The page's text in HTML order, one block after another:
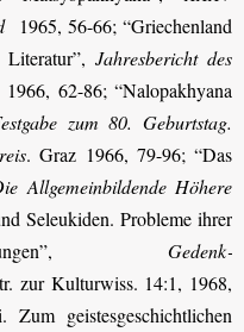
1965, 56-66; “Griechenland
Literatur”,Jahresbericht des
1966, 62-86; “Nalopakhyana
zum 80. Geburtstag.
. Graz 1966, 79-96; “Das
Allgemeinbildende Höhere
Seleukiden. Probleme ihrer
Gedenk­
zur Kulturwiss. 14:1, 1968,
geistesgeschichtlichen